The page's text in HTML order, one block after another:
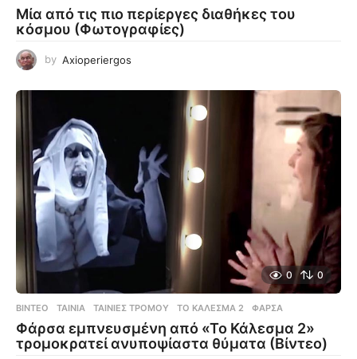
Μία από τις πιο περίεργες διαθήκες του
κόσμου (Φωτογραφίες)
by Axioperiergos
0 0
ΒΊΝΤΕΟ ΤΑΙΝΊΑ ,ΤΑΙΝΊΕΣ ΤΡΌΜΟΥ ,ΤΟ ΚΆΛΕΣΜΑ 2 ,ΦΆΡΣΑ
Φάρσα εμπνευσμένη από «Το Κάλεσμα 2»
τρομοκρατεί ανυποψίαστα θύματα (Βίντεο)